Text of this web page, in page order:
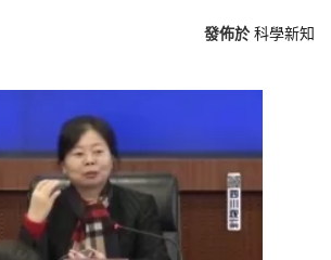
發佈於 科學新知